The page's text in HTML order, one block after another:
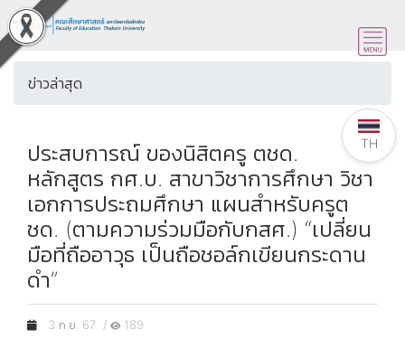
ข่าวล่าสุด
ประสบการณ์ ของนิสิตครู ตชด.
หลักสูตร กศ.บ. สาขาวิชาการศึกษา วิชา
เอกการประถมศึกษา แผนสำหรับครูต
ชด. (ตามความร่วมมือกับกสศ.) “เปลี่ยน
มือที่ถืออาวุธ เป็นถือชอล์กเขียนกระดาน
ดำ”
3 ก.ย. 67 / 189
TH